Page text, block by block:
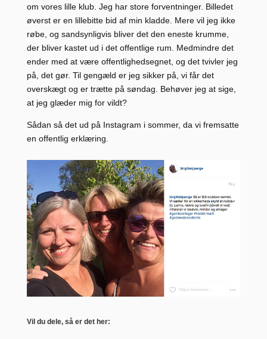
om vores lille klub. Jeg har store forventninger. Billedet
øverst er en lillebitte bid af min kladde. Mere vil jeg ikke
røbe, og sandsynligvis bliver det den eneste krumme,
der bliver kastet ud i det offentlige rum. Medmindre det
ender med at være offentlighedsegnet, og det tvivler jeg
på, det gør. Til gengæld er jeg sikker på, vi får det
overskægt og er trætte på søndag. Behøver jeg at sige,
at jeg glæder mig for vildt?
Sådan så det ud på Instagram i sommer, da vi fremsatte
en offentlig erklæring.
Vil du dele, så er det her: